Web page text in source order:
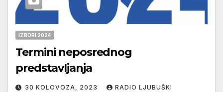
IZBORI 2024
Termini neposrednog
predstavljanja
30 KOLOVOZA, 2023 RADIO LJUBUŠKI